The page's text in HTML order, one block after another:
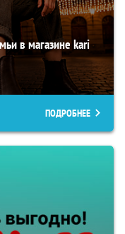
в магазине kari
ПОДРОБНЕЕ